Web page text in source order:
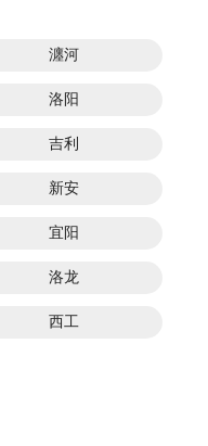
瀍河
洛阳
吉利
新安
宜阳
洛龙
西工